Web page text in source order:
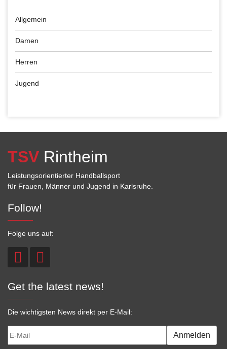
Allgemein
Damen
Herren
Jugend
TSV Rintheim
Leistungsorientierter Handballsport
für Frauen, Männer und Jugend in Karlsruhe.
Follow!
Folge uns auf:
Get the latest news!
Die wichtigsten News direkt per E-Mail:
Anmelden